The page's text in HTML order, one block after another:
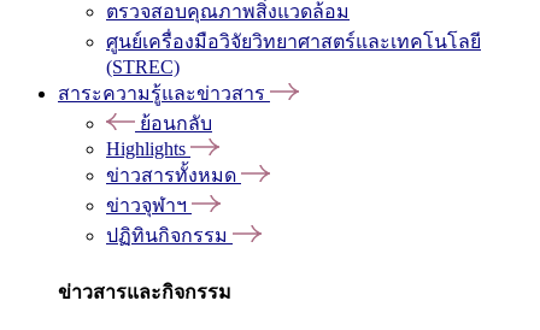
ตรวจสอบคุณภาพสิ่งแวดล้อม
ศูนย์เครื่องมือวิจัยวิทยาศาสตร์และเทคโนโลยี
(STREC)
สาระความรู้และข่าวสาร
ย้อนกลับ
Highlights
ข่าวสารทั้งหมด
ข่าวจุฬาฯ
ปฏิทินกิจกรรม
ข่าวสารและกิจกรรม